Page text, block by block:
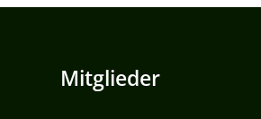
Mitglieder